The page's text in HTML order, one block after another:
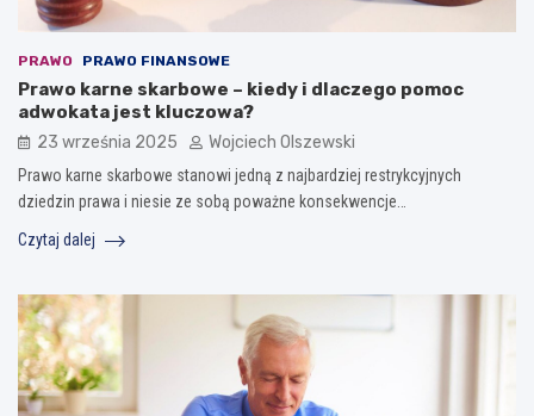
PRAWO PRAWO FINANSOWE
Prawo karne skarbowe – kiedy i dlaczego pomoc
adwokata jest kluczowa?
23 września 2025 Wojciech Olszewski
Prawo karne skarbowe stanowi jedną z najbardziej restrykcyjnych
dziedzin prawa i niesie ze sobą poważne konsekwencje…
Czytaj dalej